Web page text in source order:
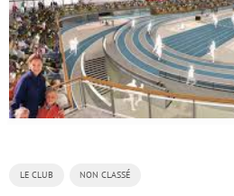
LE CLUB NON CLASSÉ